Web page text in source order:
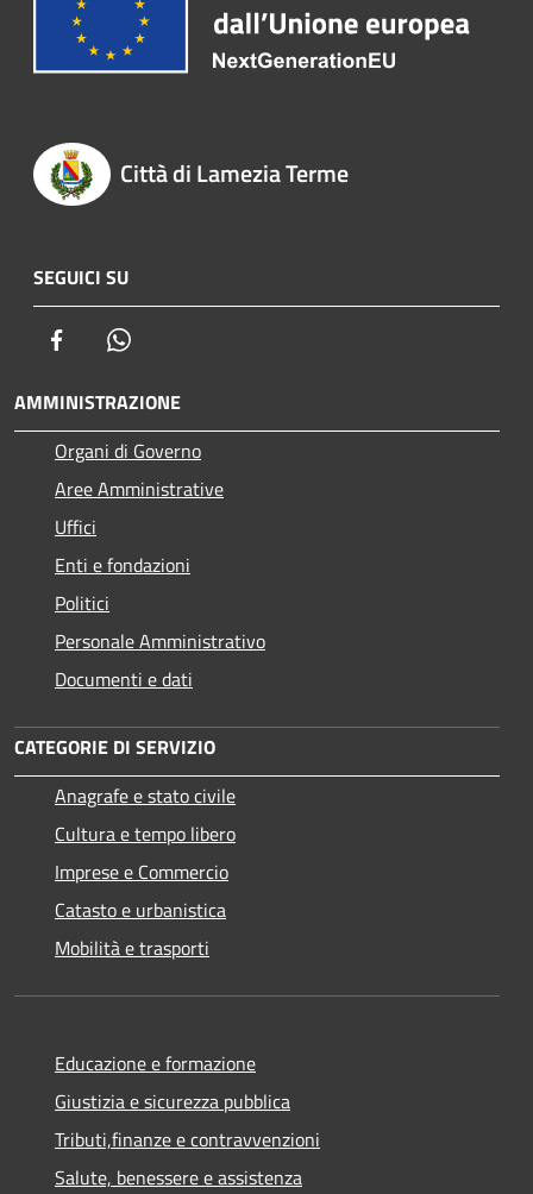
Città di Lamezia Terme
SEGUICI SU
Facebook
AMMINISTRAZIONE
Organi di Governo
Aree Amministrative
Uffici
Enti e fondazioni
Politici
Personale Amministrativo
Documenti e dati
CATEGORIE DI SERVIZIO
Anagrafe e stato civile
Cultura e tempo libero
Imprese e Commercio
Catasto e urbanistica
Mobilità e trasporti
Educazione e formazione
Giustizia e sicurezza pubblica
Tributi,finanze e contravvenzioni
Salute, benessere e assistenza